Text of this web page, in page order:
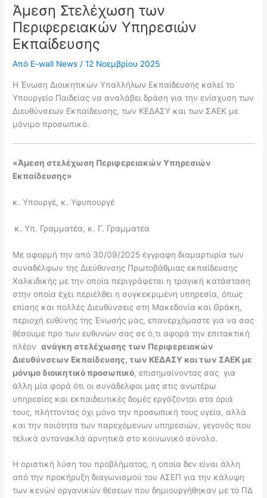
Άμεση Στελέχωση των
Περιφερειακών Υπηρεσιών
Εκπαίδευσης
Από E-wall News /12 Νοεμβρίου 2025
Η Ένωση Διοικητικών Υπαλλήλων Εκπαίδευσης καλεί το
Υπουργείο Παιδείας να αναλάβει δράση για την ενίσχυση των
Διευθύνσεων Εκπαίδευσης, των ΚΕΔΑΣΥ και των ΣΑΕΚ με
μόνιμο προσωπικό.
«Άμεση στελέχωση Περιφερειακών Υπηρεσιών
Εκπαίδευσης»
κ. Υπουργέ, κ. Υφυπουργέ
κ. Υπ. Γραμματέα, κ. Γ. Γραμματέα
Με αφορμή την από 30/09/2025 έγγραφη διαμαρτυρία των
συναδέλφων της Διεύθυνσης Πρωτοβάθμιας εκπαίδευσης
Χαλκιδικής με την οποία περιγράφεται η τραγική κατάσταση
στην οποία έχει περιέλθει η συγκεκριμένη υπηρεσία, όπως
επίσης και πολλές Διευθύνσεις στη Μακεδονία και Θράκη,
περιοχή ευθύνης της Ένωσής μας, επανερχόμαστε για να σας
θέσουμε προ των ευθυνών σας σε ό,τι αφορά την επιτακτική
πλέονανάγκη στελέχωσης των Περιφερειακών
Διευθύνσεων Εκπαίδευσης, των ΚΕΔΑΣΥ και των ΣΑΕΚ με
μόνιμο διοικητικό προσωπικό, επισημαίνοντας σας για
άλλη μία φορά ότι οι συνάδελφοι μας στις ανωτέρω
υπηρεσίες και εκπαιδευτικές δομές εργάζονται στα όριά
τους, πλήττοντας όχι μόνο την προσωπική τους υγεία, αλλά
και την ποιότητα των παρεχόμενων υπηρεσιών, γεγονός που
τελικά αντανακλά αρνητικά στο κοινωνικό σύνολο.
Η οριστική λύση του προβλήματος, η οποία δεν είναι άλλη
από την προκήρυξη διαγωνισμού του ΑΣΕΠ για την κάλυψη
των κενών οργανικών θέσεων που δημιουργήθηκαν με το ΠΔ